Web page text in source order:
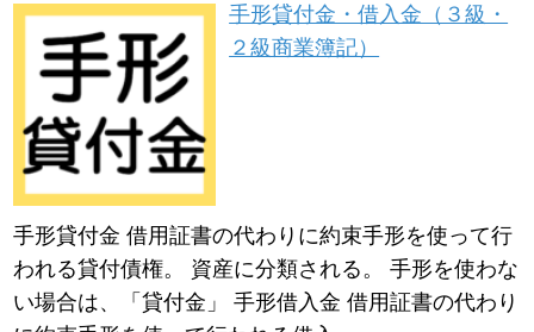
手形貸付金・借入金（３級・
２級商業簿記）
手形貸付金 借用証書の代わりに約束手形を使って行
われる貸付債権。 資産に分類される。 手形を使わな
い場合は、「貸付金」 手形借入金 借用証書の代わり